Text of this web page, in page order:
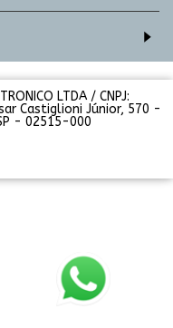
LTDA / CNPJ:
Castiglioni Júnior, 570 -
- 02515-000